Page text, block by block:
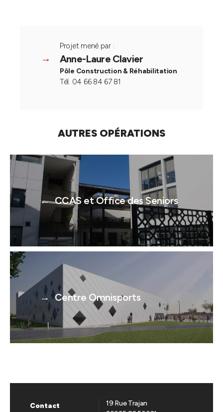
Projet mené par :
Anne-Laure Clavier
Pôle Construction & Réhabilitation
Tél. 04 66 84 67 81
AUTRES OPÉRATIONS
← CCAS et Office des Seniors
→ Centre Omnisports
Contact
19 Rue Trajan